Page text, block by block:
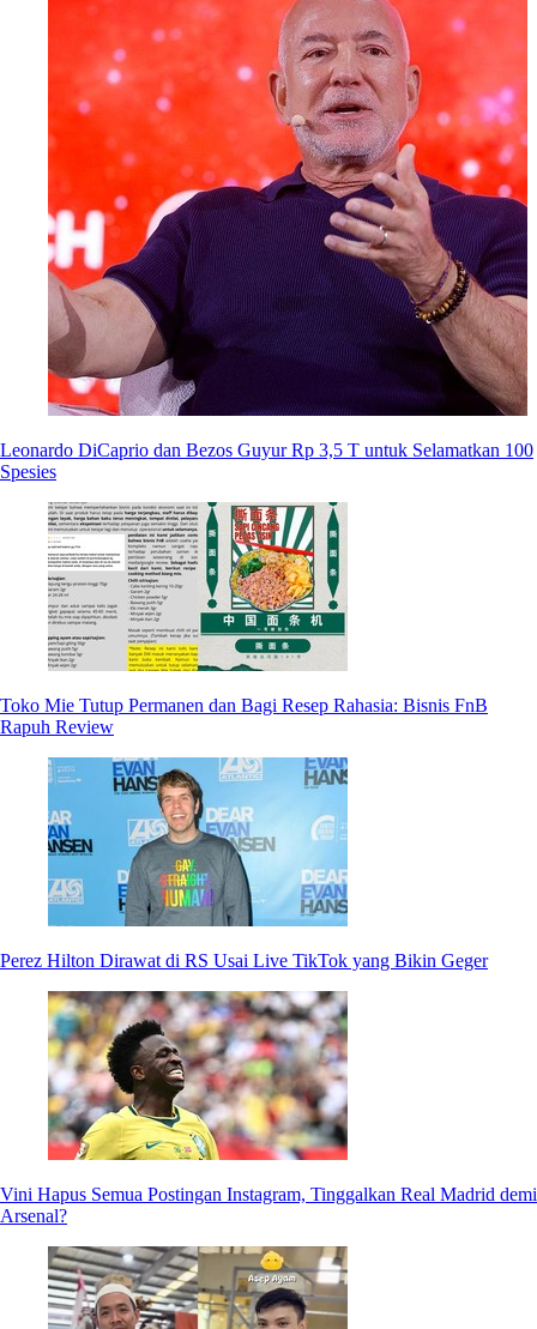
Leonardo DiCaprio dan Bezos Guyur Rp 3,5 T untuk Selamatkan 100
Spesies
Toko Mie Tutup Permanen dan Bagi Resep Rahasia: Bisnis FnB
Rapuh Review
Perez Hilton Dirawat di RS Usai Live TikTok yang Bikin Geger
Vini Hapus Semua Postingan Instagram, Tinggalkan Real Madrid demi
Arsenal?